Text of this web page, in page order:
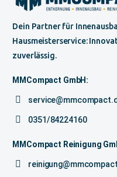
Dein Partner für
Hausmeisterservice:
zuverlässig.
MMCompact GmbH:
0351/84224160
MMCompact Reinigung